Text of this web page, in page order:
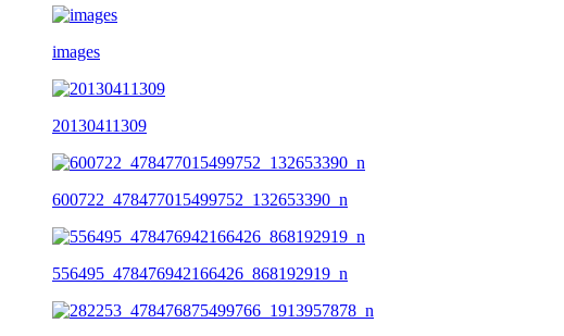
images
20130411309
600722_478477015499752_132653390_n
556495_478476942166426_868192919_n